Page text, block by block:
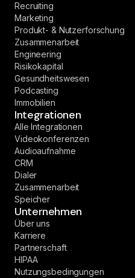
Recruiting
Marketing
Produkt- & Nutzerforschung
Zusammenarbeit
Engineering
Risikokapital
Gesundheitswesen
Podcasting
Immobilien
Integrationen
Alle Integrationen
Videokonferenzen
Audioaufnahme
CRM
Dialer
Zusammenarbeit
Speicher
Unternehmen
Über uns
Karriere
Partnerschaft
HIPAA
Nutzungsbedingungen